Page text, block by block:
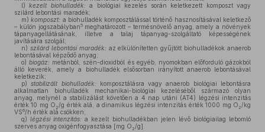
l)
kezelt biohulladék: a biológiai kezelés során keletkezett komposzt vagy
szilárd lebontási maradék;
m) komposzt: a biohulladék komposztálással történő hasznosításával keletkező
– külön jogszabályban5meghatározott – termésnövelő anyag, amely a növények
tápanyagellátásának, illetve a talaj tápanyag-szolgáltató képességének
javítására szolgál;
n) szilárd lebontási maradék: az elkülönítetten gyűjtött biohulladékok anaerob
lebontásával képződő anyag;
o) biogáz: metánból, szén-dioxidból és egyéb, nyomokban előforduló gázokból
álló keverék, amely a biohulladék elsősorban irányított anaerob lebontásával
keletkezik;
p)
stabilizált biohulladék: komposztálásra vagy anaerob biológiai lebontásra
alkalmatlan biohulladék mechanikai-biológiai kezeléséből származó olyan
anyag, melynél a stabilizálást követően a 4 nap utáni (AT4) légzési intenzitás
érték 10 mg O2/g érték alá, a dinamikus légzési intenzitás érték 1000 mg O2/kg
VS6/h érték alá csökken;
q) légzési intenzitás: a kezelt biohulladékban jelen lévő biológiailag lebomló
szerves anyag oxigénfogyasztása [mg O2 /g].